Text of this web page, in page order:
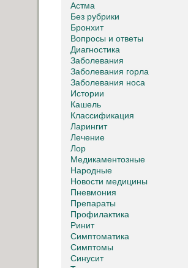
Астма
Без рубрики
Бронхит
Вопросы и ответы
Диагностика
Заболевания
Заболевания горла
Заболевания носа
Истории
Кашель
Классификация
Ларингит
Лечение
Лор
Медикаментозные
Народные
Новости медицины
Пневмония
Препараты
Профилактика
Ринит
Симптоматика
Симптомы
Синусит